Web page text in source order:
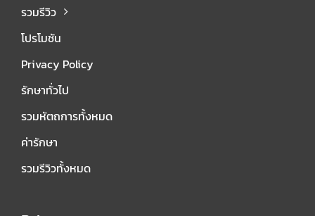
รวมรีวิว
โปรโมชัน
Privacy Policy
รักษาทั่วไป
รวมหัตถการทั้งหมด
ค่ารักษา
รวมรีวิวทั้งหมด